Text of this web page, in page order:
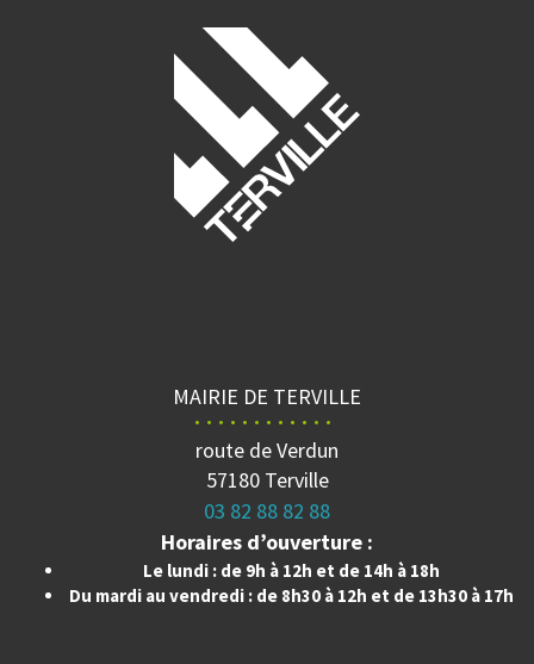
MAIRIE DE TERVILLE
route de Verdun
57180 Terville
03 82 88 82 88
Horaires d’ouverture :
Le lundi : de 9h à 12h et de 14h à 18h
Du mardi au vendredi : de 8h30 à 12h et de 13h30 à 17h